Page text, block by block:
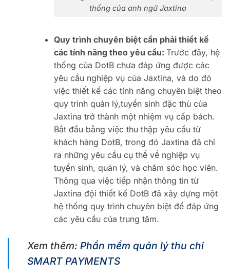
thống của anh ngữ Jaxtina
Quy trình chuyên biệt cần phải thiết kế
các tính năng theo yêu cầu: Trước đây, hệ
thống của DotB chưa đáp ứng được các
yêu cầu nghiệp vụ của Jaxtina, và do đó
việc thiết kế các tính năng chuyên biệt theo
quy trình quản lý,tuyển sinh đặc thù của
Jaxtina trở thành một nhiệm vụ cấp bách.
Bắt đầu bằng việc thu thập yêu cầu từ
khách hàng DotB, trong đó Jaxtina đã chỉ
ra những yêu cầu cụ thể về nghiệp vụ
tuyển sinh, quản lý, và chăm sóc học viên.
Thông qua việc tiếp nhận thông tin từ
Jaxtina đội thiết kế DotB đã xây dựng một
hệ thống quy trình chuyên biệt để đáp ứng
các yêu cầu của trung tâm.
Xem thêm: Phần mềm quản lý thu chi
SMART PAYMENTS